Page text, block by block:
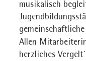
musikalisch
gemeinschaftliche
Allen
herzliches